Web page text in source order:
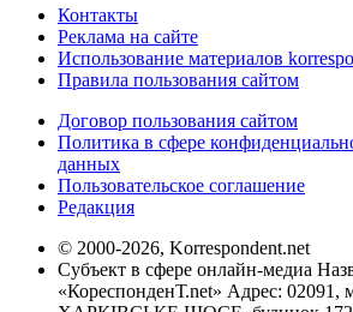
Контакты
Реклама на сайте
Использование материалов
Правила пользования сайтом
Договор пользования сайтом
Политика в сфере
данных
Пользовательское соглашение
Редакция
© 2000-2026, Korrespondent.net
Субъект в сфере онлайн-медиа
«КореспонденТ.net» Адрес: 02091,